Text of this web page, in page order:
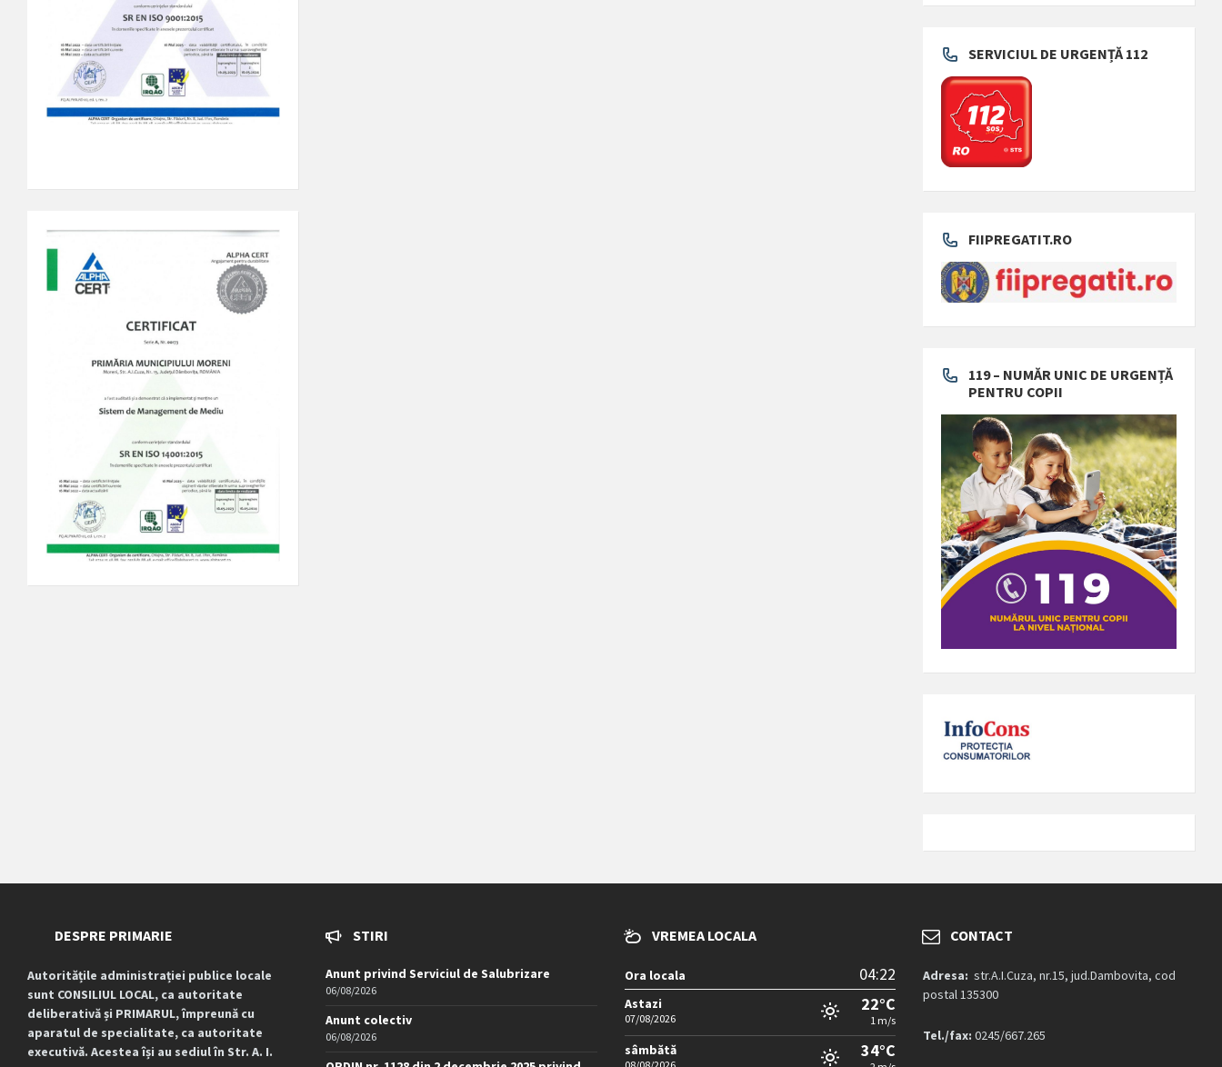
SERVICIUL DE URGENȚĂ 112
FIIPREGATIT.RO
119 – NUMĂR UNIC DE URGENȚĂ
PENTRU COPII
DESPRE PRIMARIE
Autoritățile administrației publice locale
sunt CONSILIUL LOCAL, ca autoritate
deliberativă și PRIMARUL, împreună cu
aparatul de specialitate, ca autoritate
executivă. Acestea își au sediul în Str. A. I.
STIRI
Anunt privind Serviciul de Salubrizare
06/08/2026
Anunt colectiv
06/08/2026
VREMEA LOCALA
Ora locala 04:22
Astazi
07/08/2026
22°C
1 m/s
sâmbătă 34°C
CONTACT
Adresa: str.A.I.Cuza, nr.15, jud.Dambovita, cod
postal 135300
Tel./fax: 0245/667.265